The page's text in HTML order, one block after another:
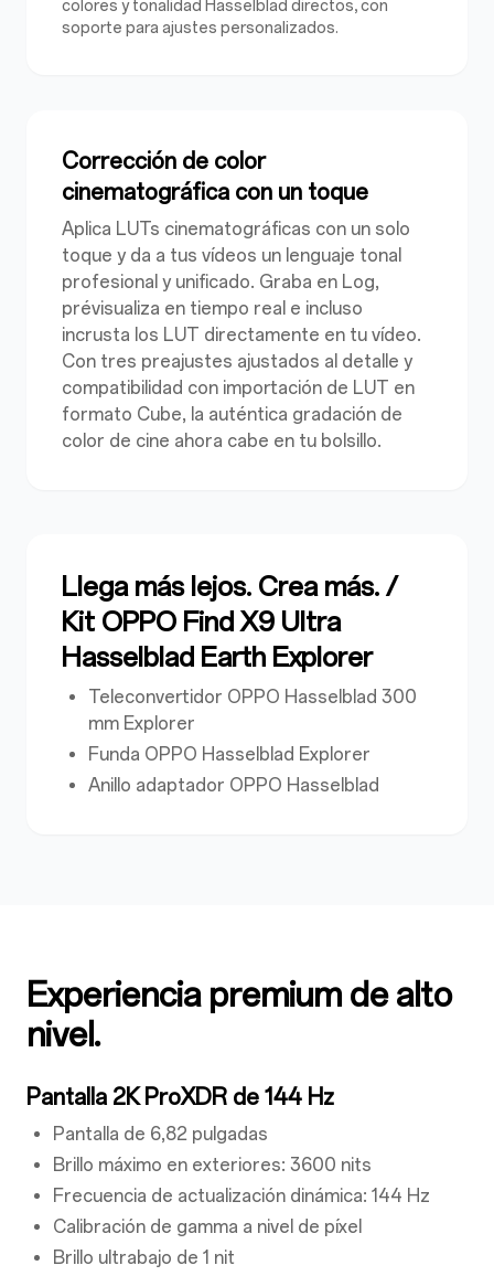
colores y tonalidad Hasselblad directos, con
soporte para ajustes personalizados.
Corrección de color
cinematográfica con un toque
Aplica LUTs cinematográficas con un solo
toque y da a tus vídeos un lenguaje tonal
profesional y unificado. Graba en Log,
prévisualiza en tiempo real e incluso
incrusta los LUT directamente en tu vídeo.
Con tres preajustes ajustados al detalle y
compatibilidad con importación de LUT en
formato Cube, la auténtica gradación de
color de cine ahora cabe en tu bolsillo.
Llega más lejos. Crea más. /
Kit OPPO Find X9 Ultra
Hasselblad Earth Explorer
Teleconvertidor OPPO Hasselblad 300
mm Explorer
Funda OPPO Hasselblad Explorer
Anillo adaptador OPPO Hasselblad
Experiencia premium de alto
nivel.
Pantalla 2K ProXDR de 144 Hz
Pantalla de 6,82 pulgadas
Brillo máximo en exteriores: 3600 nits
Frecuencia de actualización dinámica: 144 Hz
Calibración de gamma a nivel de píxel
Brillo ultrabajo de 1 nit